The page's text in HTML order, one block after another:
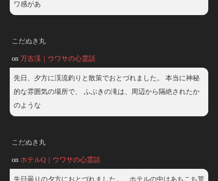
ワ感があ
こだぬき丸
on 万古渓｜ウワサの心霊話
先日、夕方に渓流釣りと散策でおとづれました。 本当に神秘
的な雰囲気の場所で、 ふぶきの滝は、周辺から隔絶されたか
のような
こだぬき丸
on ホテルQ｜ウワサの心霊話
先日曇りの夕方におとづれました。 ホテルの中はあちこち荒